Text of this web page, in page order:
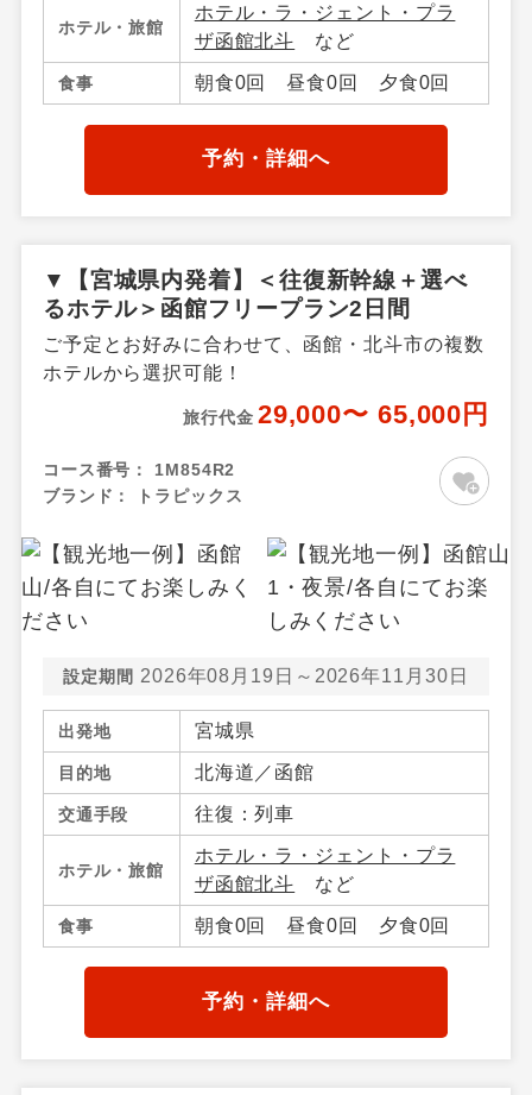
ホテル・旅館
ホテル・ラ・ジェント・プラ
ザ函館北斗 など
食事 朝食0回 昼食0回 夕食0回
予約・詳細へ
▼【宮城県内発着】＜往復新幹線＋選べ
るホテル＞函館フリープラン2日間
ご予定とお好みに合わせて、函館・北斗市の複数
ホテルから選択可能！
旅行代金 29,000〜 65,000円
コース番号：
1M854R2
ブランド：
トラピックス
設定期間 2026年08月19日～2026年11月30日
出発地 宮城県
目的地 北海道／函館
交通手段 往復：列車
ホテル・旅館
ホテル・ラ・ジェント・プラ
ザ函館北斗 など
食事 朝食0回 昼食0回 夕食0回
予約・詳細へ